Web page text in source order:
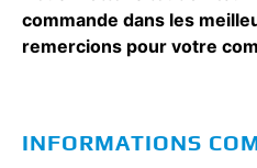
commande dans les
remercions pour votre
INFORMATIONS